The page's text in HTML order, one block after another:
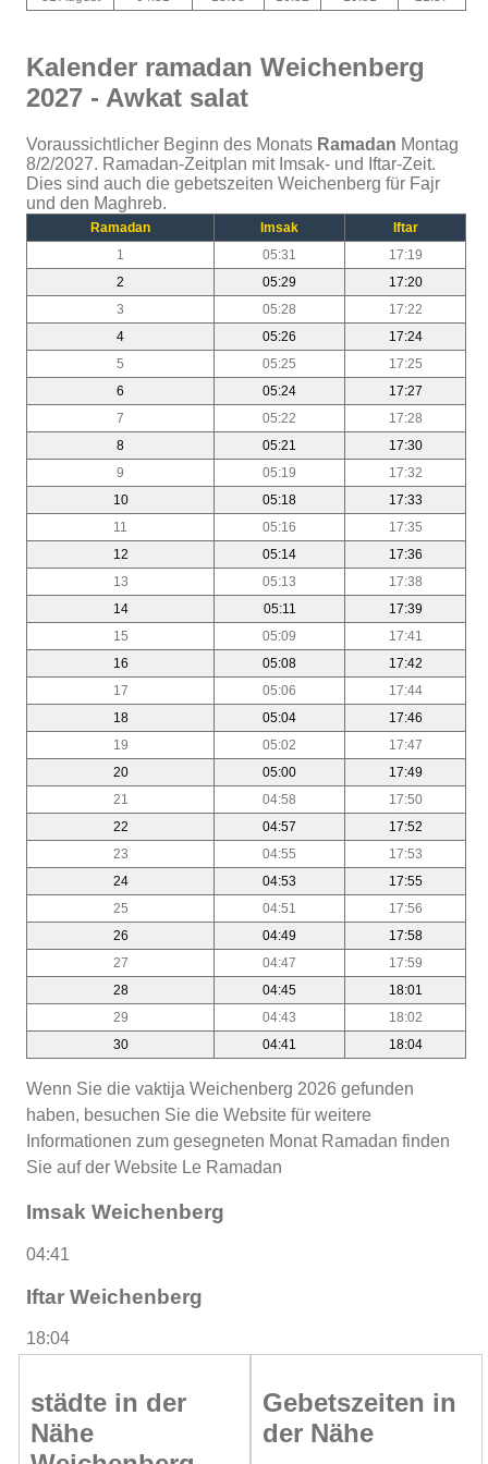
Kalender ramadan Weichenberg
2027 - Awkat salat
Voraussichtlicher Beginn des Monats Ramadan Montag
8/2/2027. Ramadan-Zeitplan mit Imsak- und Iftar-Zeit.
Dies sind auch die gebetszeiten Weichenberg für Fajr
und den Maghreb.
Ramadan Imsak
Iftar
1
05:31
17:19
2
05:29
17:20
3
05:28
17:22
4
05:26
17:24
5
05:25
17:25
6
05:24
17:27
7
05:22
17:28
8
05:21
17:30
9
05:19
17:32
10
05:18
17:33
11
05:16
17:35
12
05:14
17:36
13
05:13
17:38
14
05:11
17:39
15
05:09
17:41
16
05:08
17:42
17
05:06
17:44
18
05:04
17:46
19
05:02
17:47
20
05:00
17:49
21
04:58
17:50
22
04:57
17:52
23
04:55
17:53
24
04:53
17:55
25
04:51
17:56
26
04:49
17:58
27
04:47
17:59
28
04:45
18:01
29
04:43
18:02
30
04:41 18:04
Wenn Sie die vaktija Weichenberg 2026 gefunden
haben, besuchen Sie die Website für weitere
Informationen zum gesegneten Monat Ramadan finden
Sie auf der Website Le Ramadan
Imsak Weichenberg
04:41
Iftar Weichenberg
18:04
städte in der
Nähe
Gebetszeiten in
der Nähe